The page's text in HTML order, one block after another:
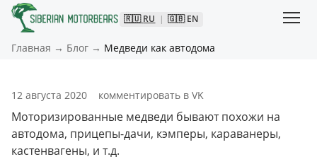
🇷🇺 RU | 🇬🇧 EN
Главная → Блог → Медведи как автодома
12 августа 2020 комментировать в VK
Моторизированные медведи бывают похожи на
автодома, прицепы-дачи, кэмперы, караванеры,
кастенвагены, и т.д.